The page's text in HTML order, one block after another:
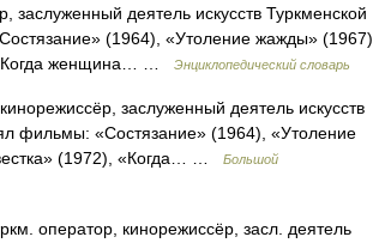
деятель искусств Туркменской
(1964), «Утоление жажды» (1967),
женщина… …
Энциклопедический словарь
заслуженный деятель искусств
фильмы: «Состязание» (1964), «Утоление
(1972), «Когда… …
Большой
оператор, кинорежиссёр, засл. деятель